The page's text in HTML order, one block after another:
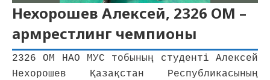
Нехорошев Алексей, 2326 ОМ –
армрестлинг чемпионы
2326 ОМ НАО МУС тобының студенті Алексей
Нехорошев Қазақстан Республикасының